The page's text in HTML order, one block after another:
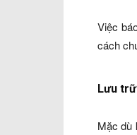
Việc
cách
Lưu
Mặc dù